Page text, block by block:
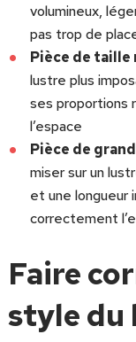
volumineux,
pas trop de
Pièce de taille
lustre plus
ses proportions
l’espace
Pièce de
miser sur un
et une longueur
correctement
Faire
style du